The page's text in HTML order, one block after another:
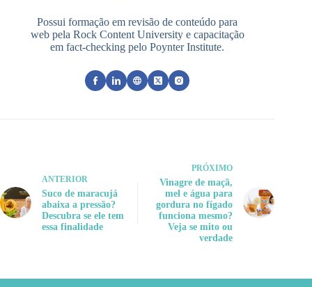
Possui formação em revisão de conteúdo para
web pela Rock Content University e capacitação
em fact-checking pelo Poynter Institute.
ANTERIOR
Suco de maracujá
abaixa a pressão?
Descubra se ele tem
essa finalidade
PRÓXIMO
Vinagre de maçã,
mel e água para
gordura no fígado
funciona mesmo?
Veja se mito ou
verdade